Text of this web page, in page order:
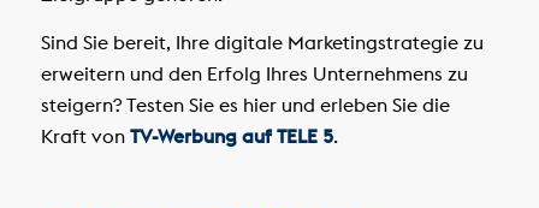
Sind Sie bereit, Ihre digitale Marketingstrategie zu
erweitern und den Erfolg Ihres Unternehmens zu
steigern? Testen Sie es hier und erleben Sie die
Kraft von TV-Werbung auf TELE 5.